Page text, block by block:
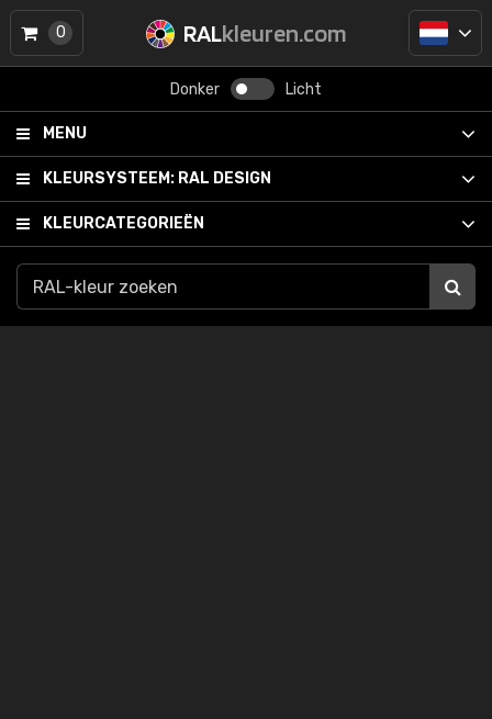
RALkleuren.com
Donker Licht
MENU
KLEURSYSTEEM: RAL DESIGN
KLEURCATEGORIEËN
0